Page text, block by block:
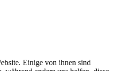
Einige von ihnen sind